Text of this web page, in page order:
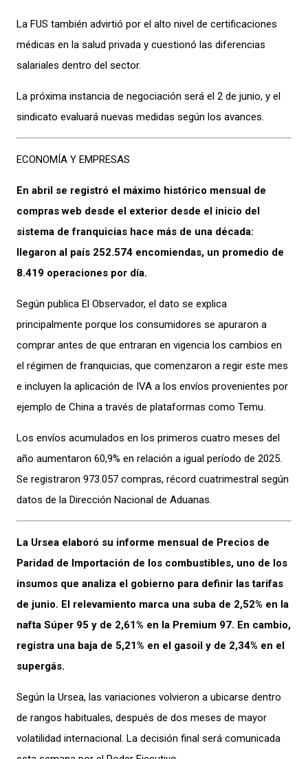
La FUS también advirtió por el alto nivel de certificaciones
médicas en la salud privada y cuestionó las diferencias
salariales dentro del sector.
La próxima instancia de negociación será el 2 de junio, y el
sindicato evaluará nuevas medidas según los avances.
ECONOMÍA Y EMPRESAS
En abril se registró el máximo histórico mensual de
compras web desde el exterior desde el inicio del
sistema de franquicias hace más de una década:
llegaron al país 252.574 encomiendas, un promedio de
8.419 operaciones por día.
Según publica El Observador, el dato se explica
principalmente porque los consumidores se apuraron a
comprar antes de que entraran en vigencia los cambios en
el régimen de franquicias, que comenzaron a regir este mes
e incluyen la aplicación de IVA a los envíos provenientes por
ejemplo de China a través de plataformas como Temu.
Los envíos acumulados en los primeros cuatro meses del
año aumentaron 60,9% en relación a igual período de 2025.
Se registraron 973.057 compras, récord cuatrimestral según
datos de la Dirección Nacional de Aduanas.
La Ursea elaboró su informe mensual de Precios de
Paridad de Importación de los combustibles, uno de los
insumos que analiza el gobierno para definir las tarifas
de junio. El relevamiento marca una suba de 2,52% en la
nafta Súper 95 y de 2,61% en la Premium 97. En cambio,
registra una baja de 5,21% en el gasoil y de 2,34% en el
supergás.
Según la Ursea, las variaciones volvieron a ubicarse dentro
de rangos habituales, después de dos meses de mayor
volatilidad internacional. La decisión final será comunicada